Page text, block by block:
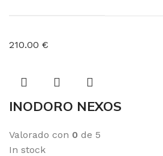
210.00 €
INODORO NEXOS
Valorado con 0 de 5
In stock